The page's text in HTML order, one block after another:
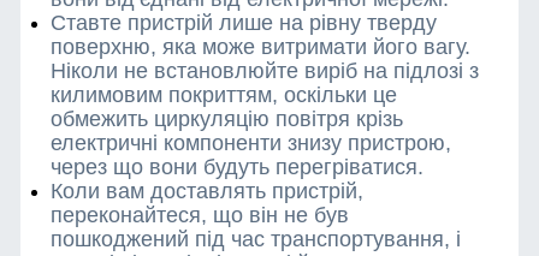
Ставте пристрій лише на рівну тверду
поверхню, яка може витримати його вагу.
Ніколи не встановлюйте виріб на підлозі з
килимовим покриттям, оскільки це
обмежить циркуляцію повітря крізь
електричні компоненти знизу пристрою,
через що вони будуть перегріватися.
Коли вам доставлять пристрій,
переконайтеся, що він не був
пошкоджений під час транспортування, і